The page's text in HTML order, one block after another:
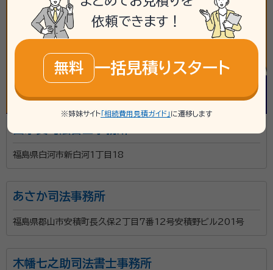
福島県白河市新白河1丁目18
あさか司法事務所
福島県郡山市安積町長久保2丁目7番12号安積野ビル201号
木幡七之助司法書士事務所
依頼できます！
無料 一括見積りスタート
※姉妹サイト 「相続費用見積ガイド」 に遷移します